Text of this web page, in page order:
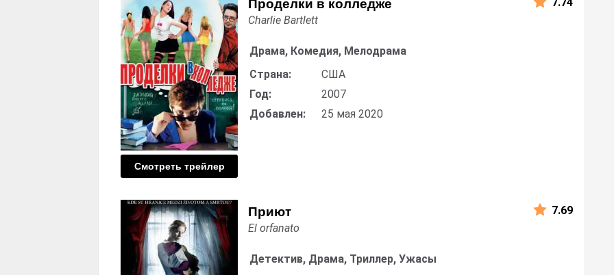
Проделки в колледже
Смотреть трейлер
Charlie Bartlett
Драма, Комедия, Мелодрама
Страна:
США
Год:
2007
Добавлен:
25 мая 2020
Приют
El orfanato
Детектив, Драма, Триллер, Ужасы
7.69